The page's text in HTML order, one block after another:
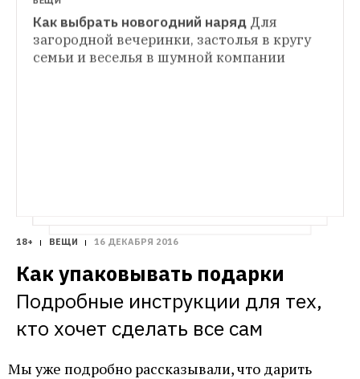
ГИД THE VILLAGE
ГИД THE VILLAGE
Редакция The Village советует, что дарить
на «Сикрет Санту»Идеи подарков для
Как выбрать новогодний наряд Для
загородной вечеринки, застолья в кругу
семьи и веселья в шумной компании
18+ ВЕЩИ 16 ДЕКАБРЯ 2016
Как упаковывать подарки
Подробные инструкции для тех,
кто хочет сделать все сам
Мы уже подробно рассказывали, что дарить